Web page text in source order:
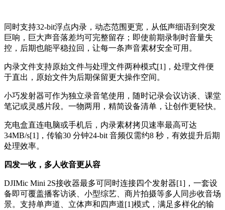
同时支持32-bit浮点内录，动态范围更宽，从低声细语到突发
巨响，巨大声音落差均可完整留存；即使前期录制时音量失
控，后期也能平稳拉回，让每一条声音素材安全可用。
内录文件支持原始文件与处理文件两种模式[1]，处理文件便
于直出，原始文件为后期保留更大操作空间。
小巧发射器可作为独立录音笔使用，随时记录会议访谈、课堂
笔记或灵感片段。一物两用，精简设备清单，让创作更轻快。
充电盒直连电脑或手机后，内录素材拷贝速率最高可达
34MB/s[1]，传输30 分钟24-bit 音频仅需约8 秒，有效提升后期
处理效率。
四发一收，多人收音更从容
DJIMic Mini 2S接收器最多可同时连接四个发射器[1]，一套设
备即可覆盖播客访谈、小型综艺、商片拍摄等多人同步收音场
景。支持单声道、立体声和四声道[1]模式，满足多样化的输